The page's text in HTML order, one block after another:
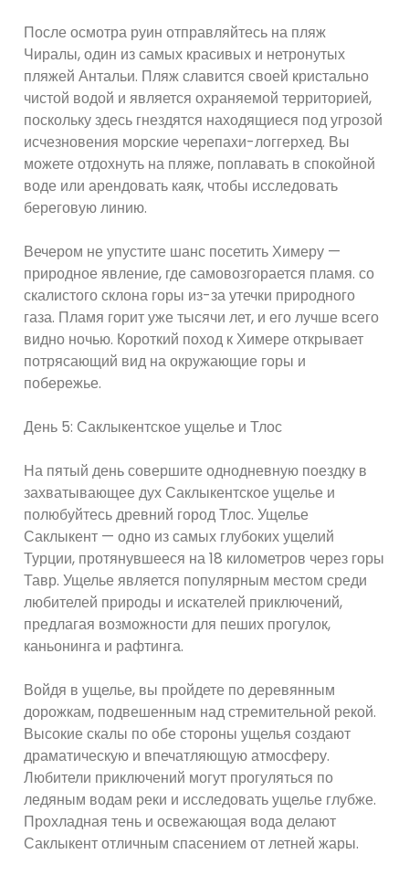
После осмотра руин отправляйтесь на пляж
Чиралы, один из самых красивых и нетронутых
пляжей Антальи. Пляж славится своей кристально
чистой водой и является охраняемой территорией,
поскольку здесь гнездятся находящиеся под угрозой
исчезновения морские черепахи-логгерхед. Вы
можете отдохнуть на пляже, поплавать в спокойной
воде или арендовать каяк, чтобы исследовать
береговую линию.
Вечером не упустите шанс посетить Химеру —
природное явление, где самовозгорается пламя. со
скалистого склона горы из-за утечки природного
газа. Пламя горит уже тысячи лет, и его лучше всего
видно ночью. Короткий поход к Химере открывает
потрясающий вид на окружающие горы и
побережье.
День 5: Саклыкентское ущелье и Тлос
На пятый день совершите однодневную поездку в
захватывающее дух Саклыкентское ущелье и
полюбуйтесь древний город Тлос. Ущелье
Саклыкент — одно из самых глубоких ущелий
Турции, протянувшееся на 18 километров через горы
Тавр. Ущелье является популярным местом среди
любителей природы и искателей приключений,
предлагая возможности для пеших прогулок,
каньонинга и рафтинга.
Войдя в ущелье, вы пройдете по деревянным
дорожкам, подвешенным над стремительной рекой.
Высокие скалы по обе стороны ущелья создают
драматическую и впечатляющую атмосферу.
Любители приключений могут прогуляться по
ледяным водам реки и исследовать ущелье глубже.
Прохладная тень и освежающая вода делают
Саклыкент отличным спасением от летней жары.